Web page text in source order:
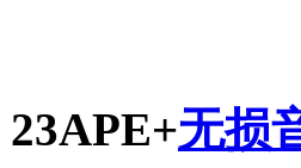
23APE+无损